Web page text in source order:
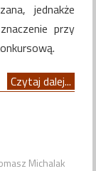
jednakże
przy
Czytaj dalej...
Michalak